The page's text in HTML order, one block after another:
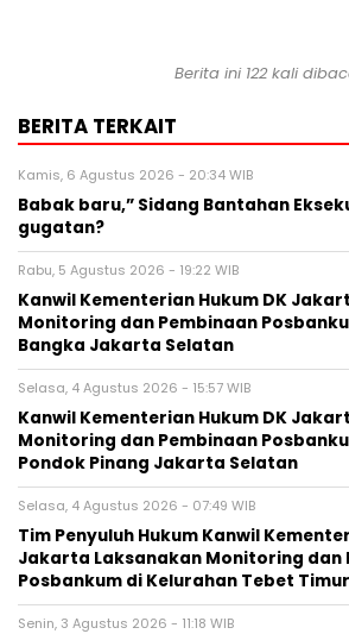
Berita ini 122 kali
BERITA TERKAIT
Kamis, 6 Agustus 2026 - 20:34 WIB
Babak baru,” Sidang Bantahan
gugatan?
Rabu, 5 Agustus 2026 - 19:22 WIB
Kanwil Kementerian Hukum DK
Monitoring dan Pembinaan
Bangka Jakarta Selatan
Selasa, 4 Agustus 2026 - 15:57 WIB
Kanwil Kementerian Hukum DK
Monitoring dan Pembinaan
Pondok Pinang Jakarta Selatan
Selasa, 4 Agustus 2026 - 07:49 WIB
Tim Penyuluh Hukum Kanwil
Jakarta Laksanakan Monitoring dan
Posbankum di Kelurahan Tebet Timur
Senin, 3 Agustus 2026 - 11:18 WIB